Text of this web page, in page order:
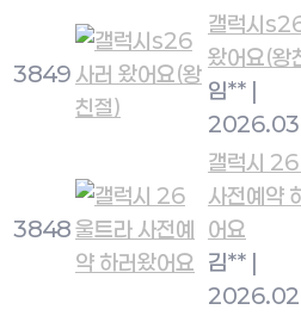
3849
갤럭시
왔어요(왕
임**
3848
갤럭시
사전예약
어요
김**